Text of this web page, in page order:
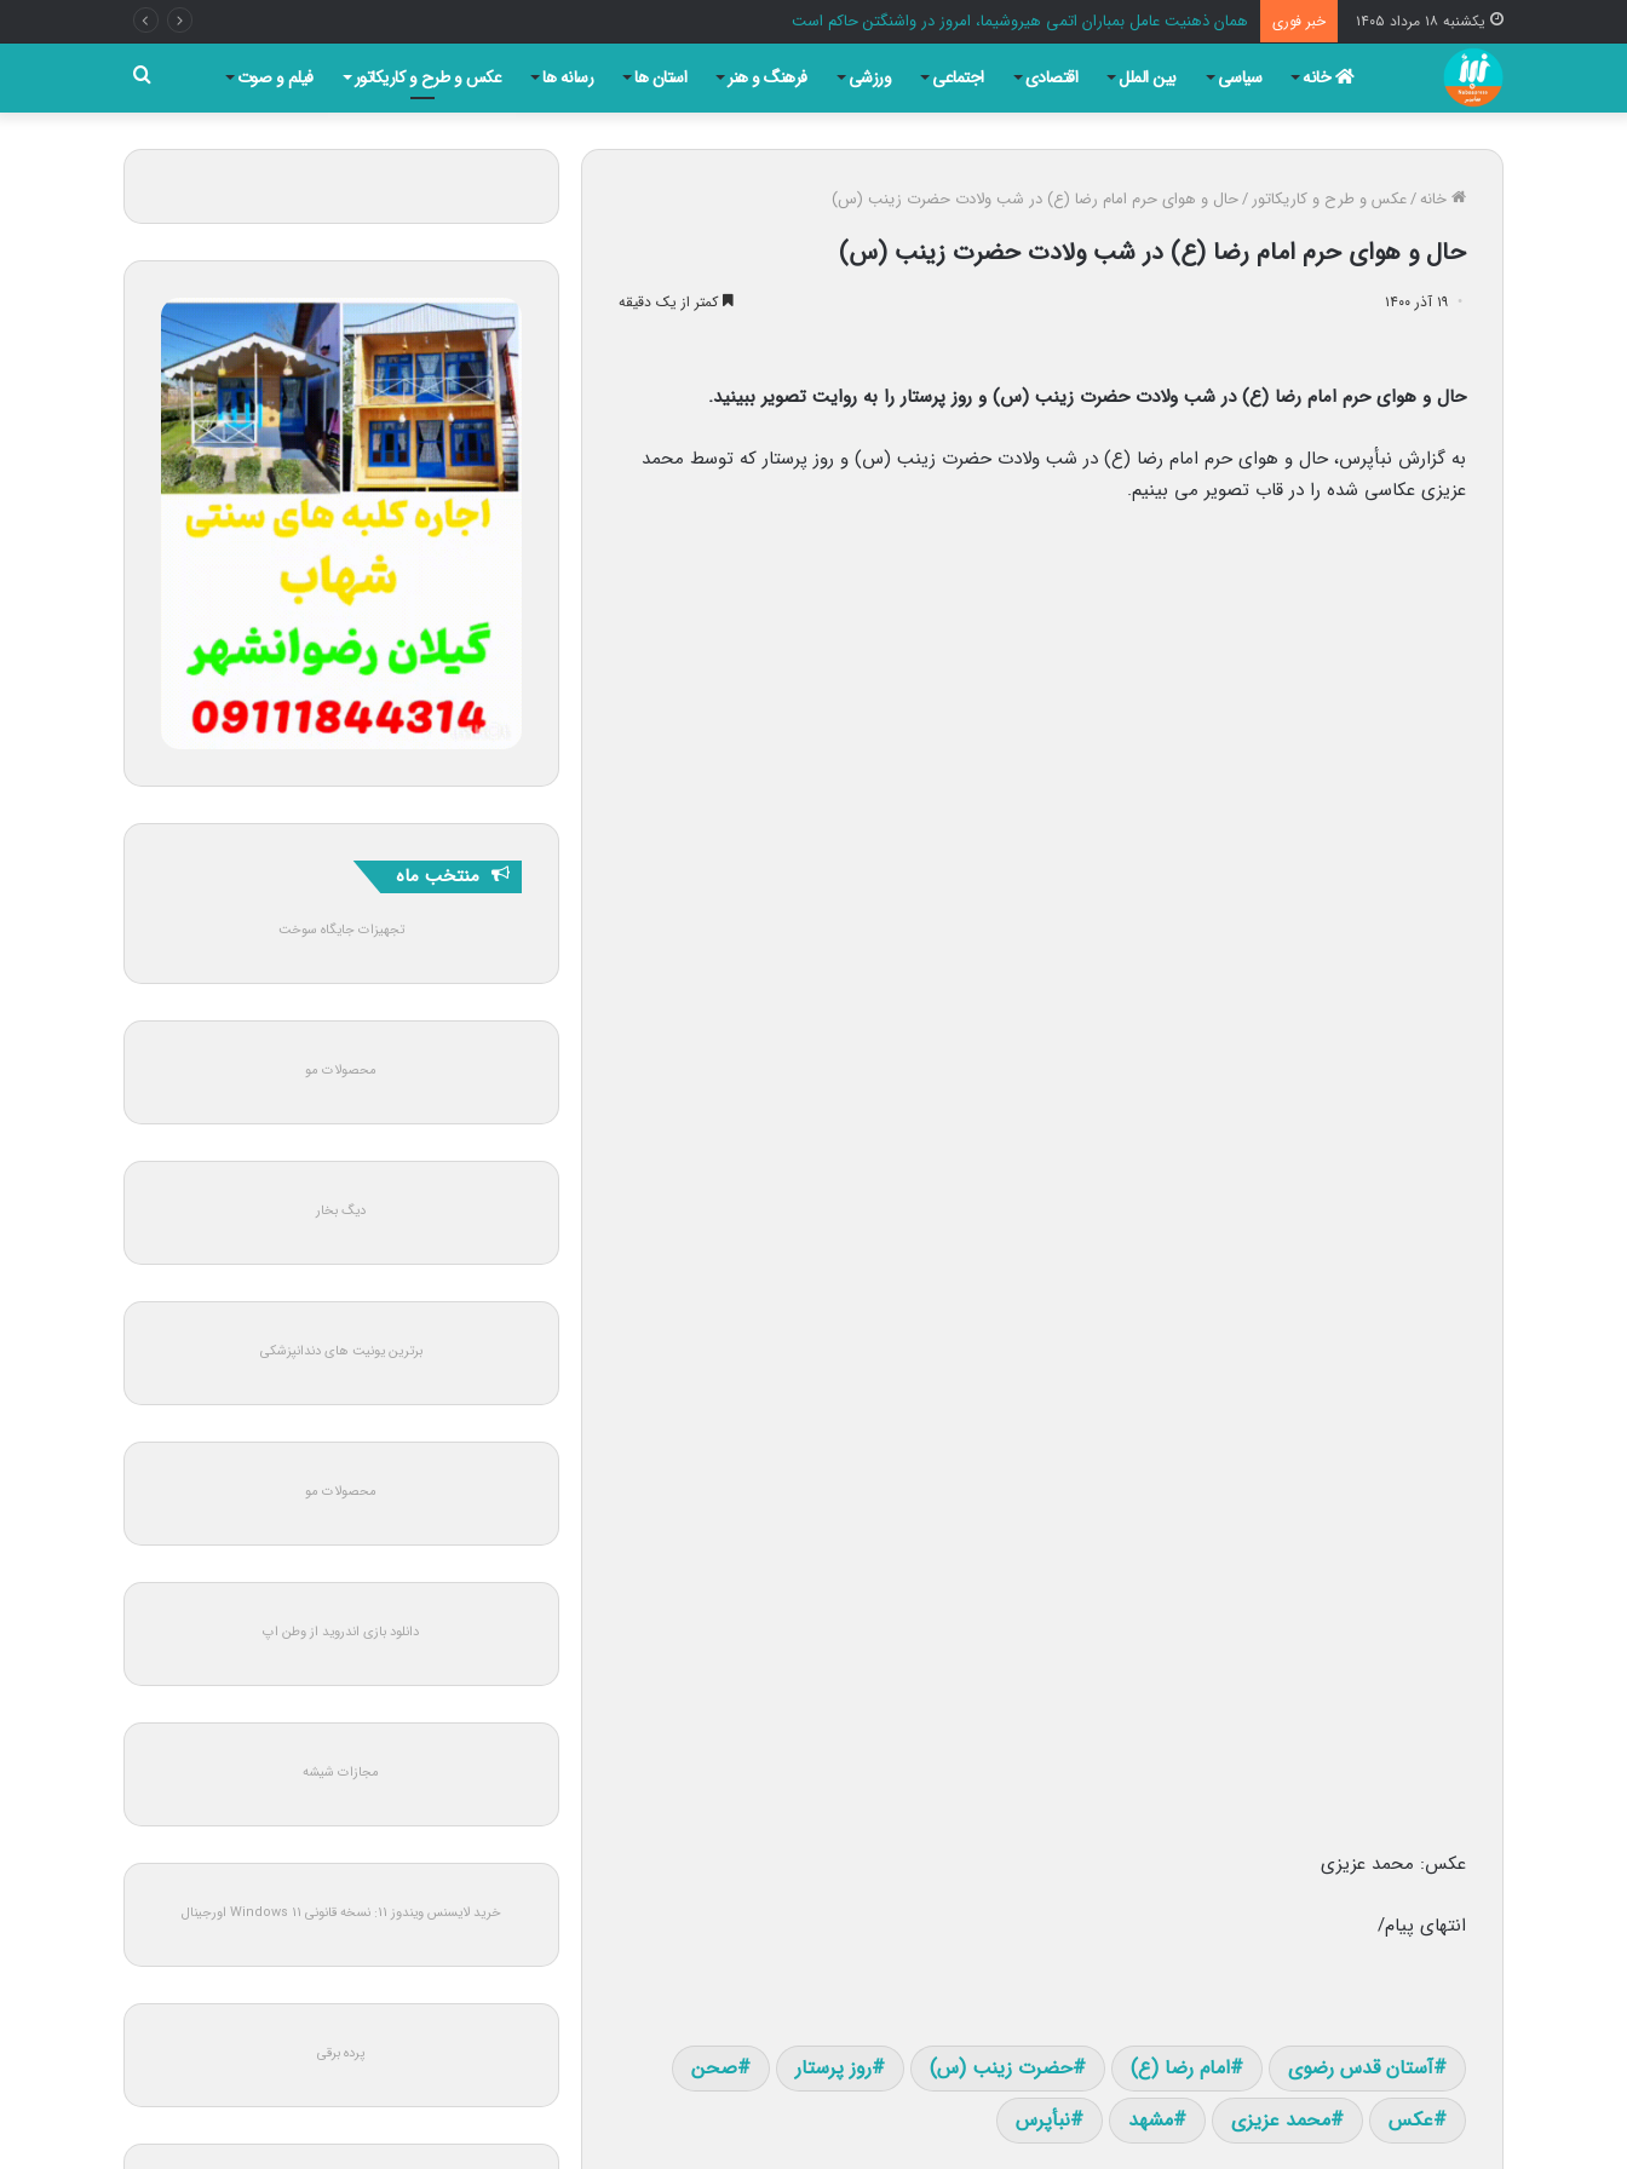
یکشنبه ۱۸ مرداد ۱۴۰۵ خبر فوری همان ذهنیت عامل بمباران اتمی هیروشیما، امروز در واشنگتن حاکم است
خانه سیاسی بین الملل اقتصادی اجتماعی ورزشی فرهنگ و هنر استان ها رسانه ها عکس و طرح و کاریکاتور فیلم و صوت
برای
خانه/عکس و طرح و کاریکاتور /حال و هوای حرم امام رضا (ع) در شب ولادت حضرت زینب (س)
حال و هوای حرم امام رضا (ع) در شب ولادت حضرت زینب (س)
۱۹ آذر ۱۴۰۰ کمتر از یک دقیقه
حال و هوای حرم امام رضا (ع) در شب ولادت حضرت زینب (س) و روز پرستار را به روایت تصویر ببینید.
به گزارش نبأپرس، حال و هوای حرم امام رضا (ع) در شب ولادت حضرت زینب (س) و روز پرستار که توسط محمد
عزیزی عکاسی شده را در قاب تصویر می بینیم.
عکس: محمد عزیزی
انتهای پیام/
آستان قدس رضوی امام رضا (ع) حضرت زینب (س) روز پرستار
صحن
عکس
محمد عزیزی مشهد نبأپرس
منتخب ماه
تجهیزات جایگاه سوخت
محصولات مو
دیگ بخار
برترین یونیت های دندانپزشکی
محصولات مو
دانلود بازی اندروید از وطن اپ
مجازات شیشه
خرید لایسنس ویندوز 11: نسخه قانونی Windows 11 اورجینال
پرده برقی